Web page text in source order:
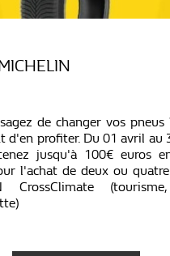
de changer vos pneus
d'en profiter. Du 01 avril au
jusqu'à 100€ euros
l'achat de deux ou
CrossClimate